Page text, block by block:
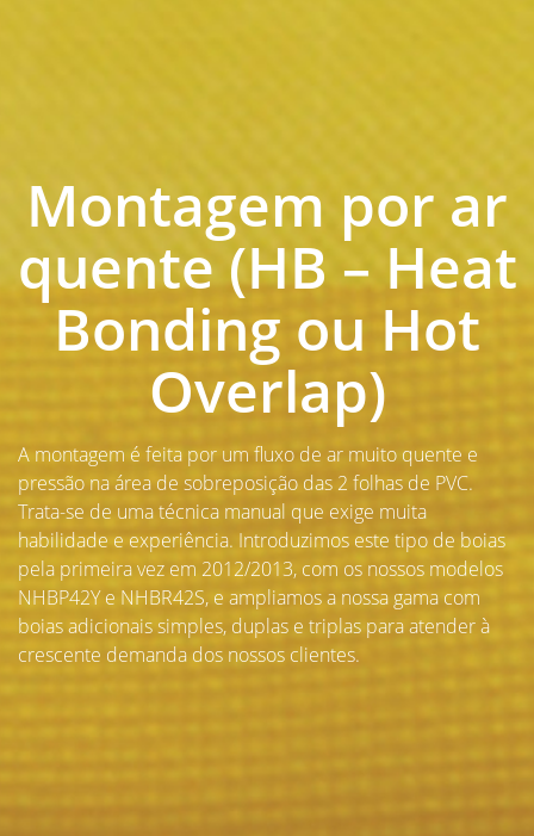
Montagem por ar
quente (HB – Heat
Bonding ou Hot
Overlap)
A montagem é feita por um fluxo de ar muito quente e
pressão na área de sobreposição das 2 folhas de PVC.
Trata-se de uma técnica manual que exige muita
habilidade e experiência. Introduzimos este tipo de boias
pela primeira vez em 2012/2013, com os nossos modelos
NHBP42Y e NHBR42S, e ampliamos a nossa gama com
boias adicionais simples, duplas e triplas para atender à
crescente demanda dos nossos clientes.